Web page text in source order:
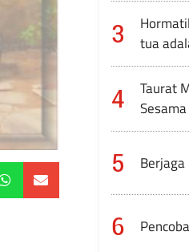
3
tua
4
Taurat
Sesama
5
6